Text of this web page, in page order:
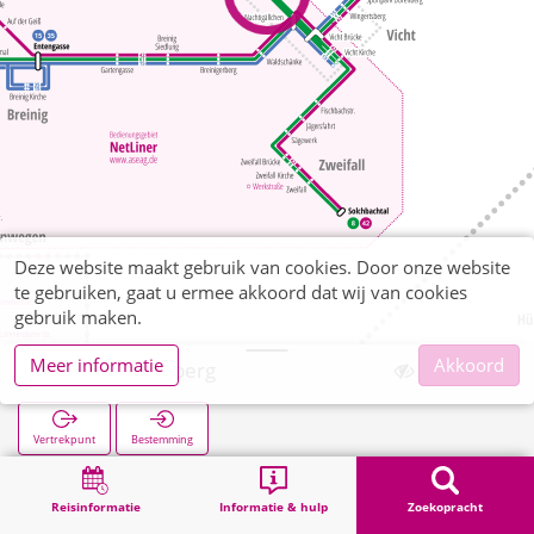
Reisinformatie Informatie & hulp Zoekopracht
Vicht Derichsberg
Vertrekpunt Bestemming
Zoekopracht
Deze website maakt gebruik van cookies. Door onze website
te gebruiken, gaat u ermee akkoord dat wij van cookies
gebruik maken.
Meer informatie
Akkoord